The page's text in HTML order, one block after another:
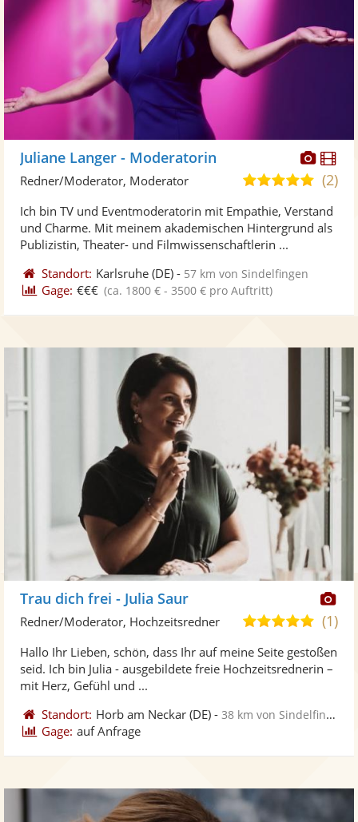
Fotos
Juliane Langer - Moderatorin
4,9
5
(2)
Redner/Moderator, Moderator
Ich bin TV und Eventmoderatorin mit Empathie, Verstand
und Charme. Mit meinem akademischen Hintergrund als
Publizistin, Theater- und Filmwissenschaftlerin ...
Standort: Karlsruhe (DE) - 57 km von Sindelfingen
Gage: €€€ (ca. 1800 € - 3500 € pro Auftritt)
Trau dich frei - Julia Saur
5,0
5
(1)
Redner/Moderator, Hochzeitsredner
Hallo Ihr Lieben, schön, dass Ihr auf meine Seite gestoßen
seid. Ich bin Julia - ausgebildete freie Hochzeitsrednerin –
mit Herz, Gefühl und ...
Standort: Horb am Neckar (DE) -38 km von Sindelfingen
Gage: auf Anfrage